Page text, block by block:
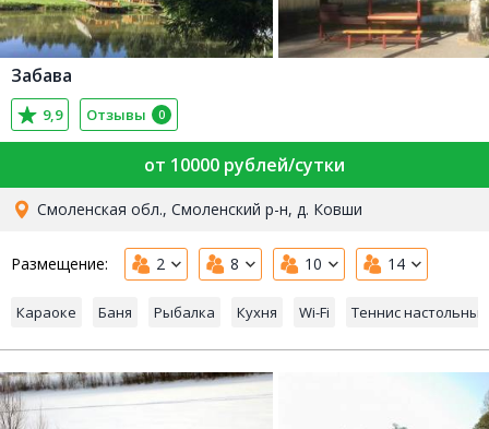
Забава
9,9 Отзывы 0
от 10000 рублей/сутки
Смоленская обл., Смоленский р-н, д. Ковши
Размещение: 2 8 10 14
Караоке Баня Рыбалка Кухня Wi-Fi Теннис настольный